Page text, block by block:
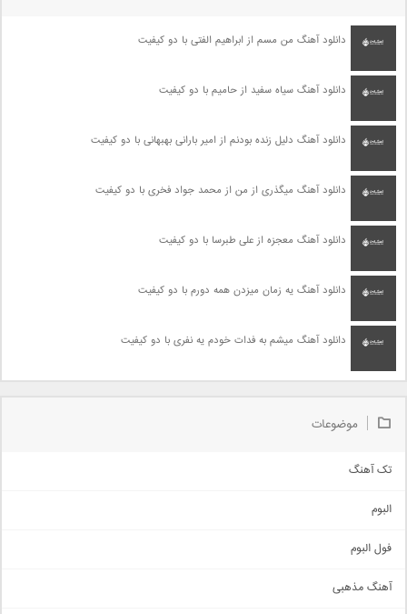
دانلود آهنگ من مسم از ابراهیم الفتی با دو کیفیت
دانلود آهنگ سیاه سفید از حامیم با دو کیفیت
دانلود آهنگ دلیل زنده بودنم از امیر بارانی بهبهانی با دو کیفیت
دانلود آهنگ میگذری از من از محمد جواد فخری با دو کیفیت
دانلود آهنگ معجزه از علی طبرسا با دو کیفیت
دانلود آهنگ یه زمان میزدن همه دورم با دو کیفیت
دانلود آهنگ میشم به فدات خودم یه نفری با دو کیفیت
موضوعات
تک آهنگ
اجتماعی
حماسی
البوم
فول البوم
آهنگ مذهبی